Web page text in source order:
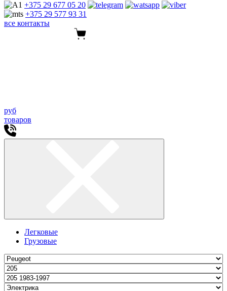
+375 29 677 05 20
+375 29 577 93 31
все контакты
руб
товаров
Легковые
Грузовые